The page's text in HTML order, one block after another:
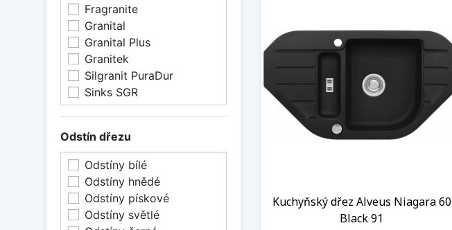
Fragranite
Granital
Granital Plus
Granitek
Silgranit PuraDur
Sinks SGR
Odstín dřezu
Odstíny bílé
Odstíny hnědé
Odstíny pískové
Odstíny světlé
Kuchyňský dřez Alveus Niagara 60
Black 91